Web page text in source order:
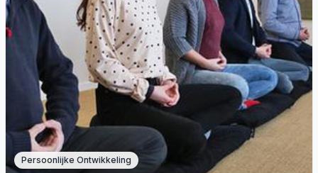
Persoonlijke Ontwikkeling